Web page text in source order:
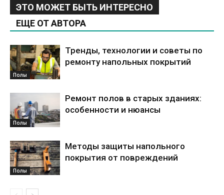
ЭТО МОЖЕТ БЫТЬ ИНТЕРЕСНО
ЕЩЕ ОТ АВТОРА
Полы
Тренды, технологии и советы по
ремонту напольных покрытий
Полы
Ремонт полов в старых зданиях:
особенности и нюансы
Полы
Методы защиты напольного
покрытия от повреждений